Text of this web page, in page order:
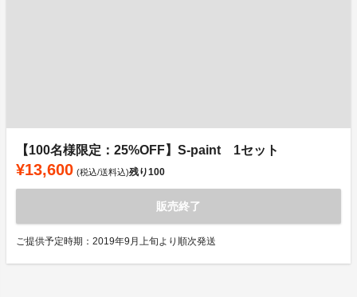
【100名様限定：25%OFF】S-paint 1セット
¥13,600 (税込/送料込)残り100
販売終了
ご提供予定時期：2019年9月上旬より順次発送